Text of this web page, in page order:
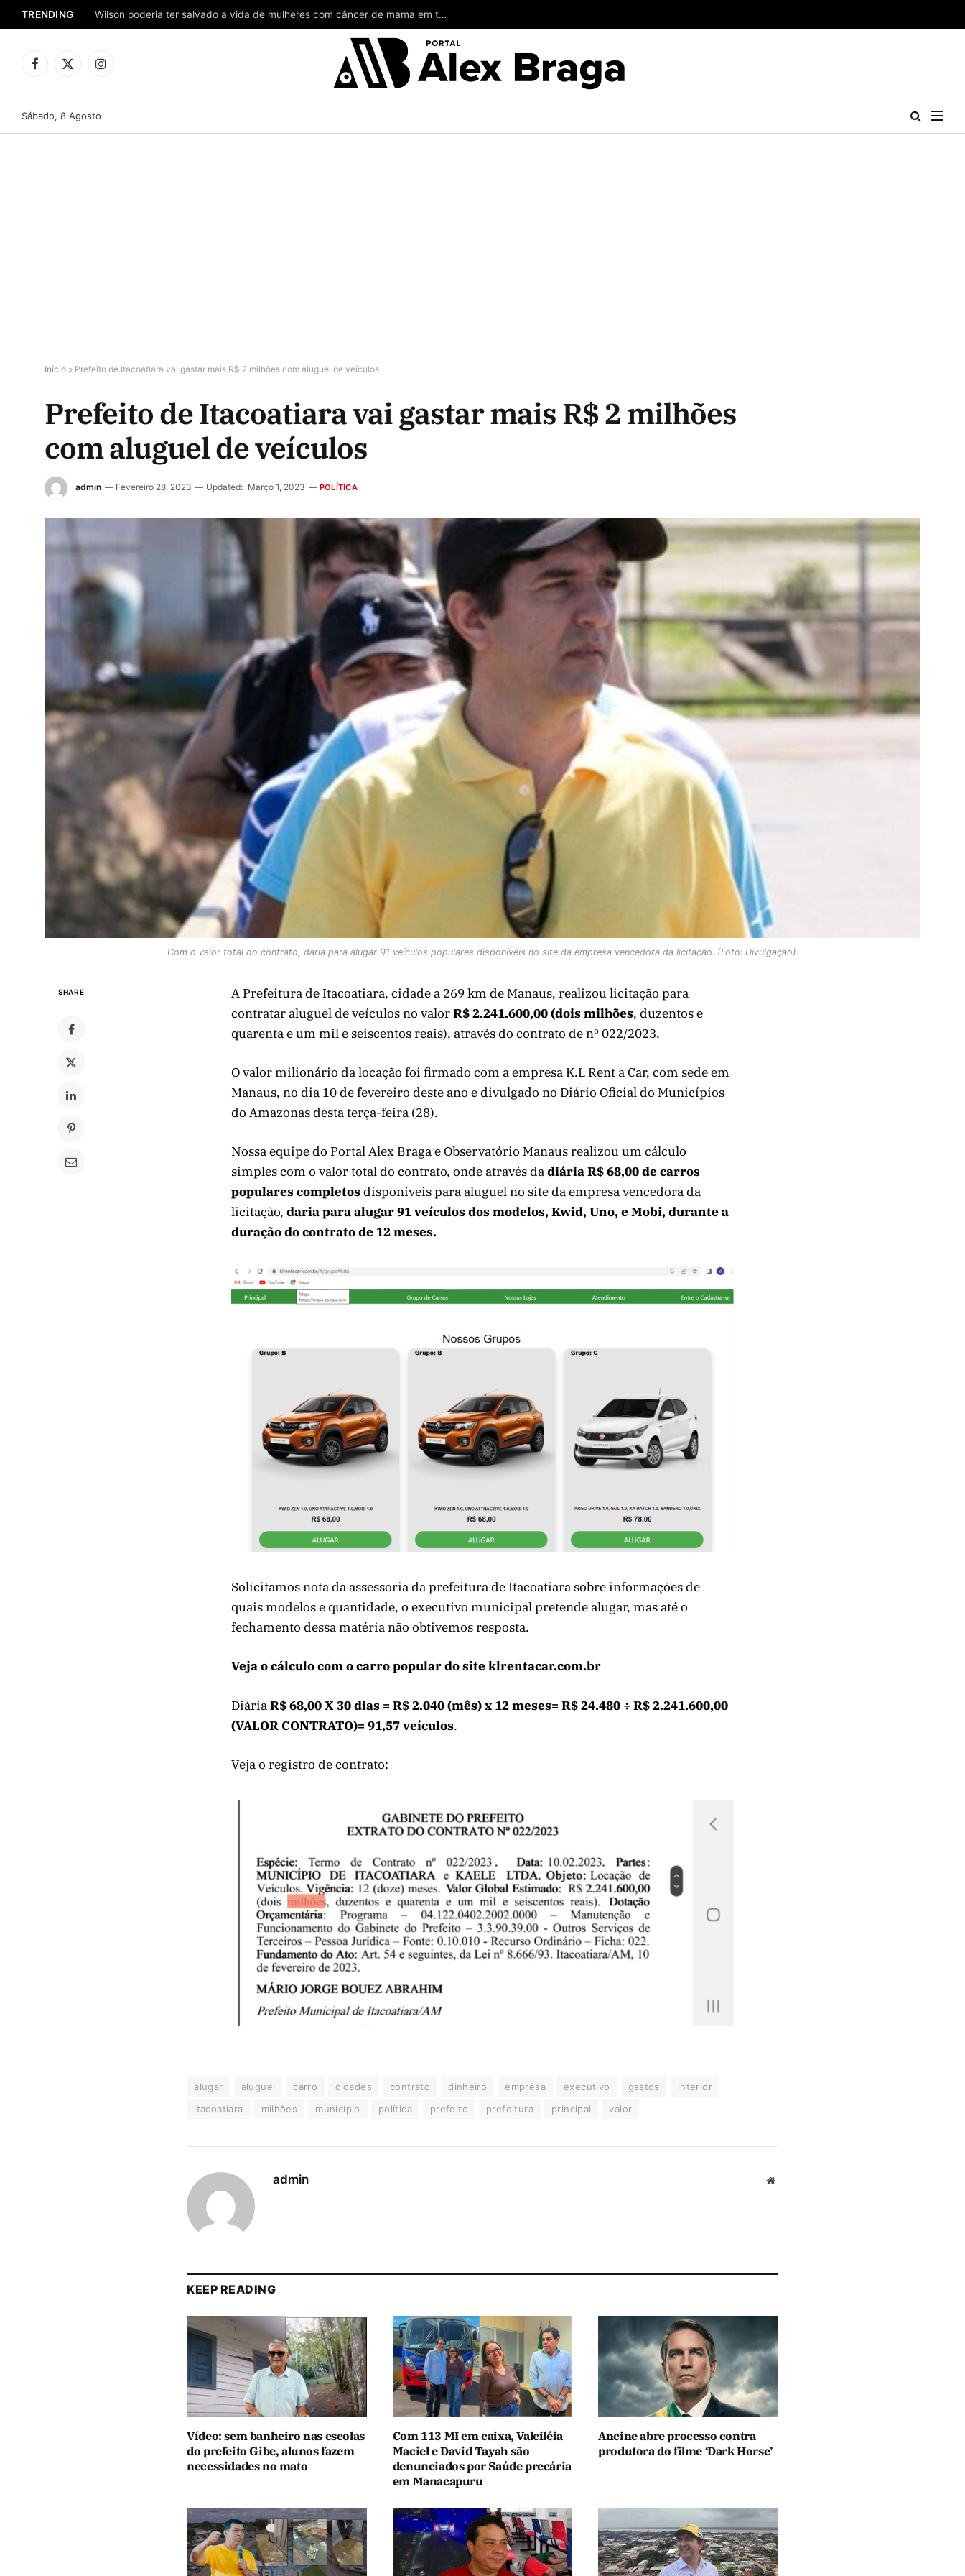
TRENDING Wilson poderia ter salvado a vida de mulheres com câncer de mama em todo o Amazonas
Facebook
X
Instagram
Sábado, 8 Agosto
Início » Prefeito de Itacoatiara vai gastar mais R$ 2 milhões com aluguel de veículos
Prefeito de Itacoatiara vai gastar mais R$ 2 milhões
com aluguel de veículos
admin Fevereiro 28, 2023 Updated: Março 1, 2023 POLÍTICA
Com o valor total do contrato, daria para alugar 91 veículos populares disponíveis no site da empresa vencedora da licitação. (Foto: Divulgação).
SHARE
A Prefeitura de Itacoatiara, cidade a 269 km de Manaus, realizou licitação para
contratar aluguel de veículos no valorR$ 2.241.600,00 (dois milhões, duzentos e
quarenta e um mil e seiscentos reais), através do contrato de nº 022/2023.
O valor milionário da locação foi firmado com a empresa K.L Rent a Car, com sede em
Manaus, no dia 10 de fevereiro deste ano e divulgado no Diário Oficial do Municípios
do Amazonas desta terça-feira (28).
Nossa equipe do Portal Alex Braga e Observatório Manaus realizou um cálculo
simples com o valor total do contrato, onde através dadiária R$ 68,00 de carros
populares completosdisponíveis para aluguel no site da empresa vencedora da
licitação, daria para alugar 91 veículos dos modelos, Kwid, Uno, e Mobi, durante a
duração do contrato de 12 meses.
Solicitamos nota da assessoria da prefeitura de Itacoatiara sobre informações de
quais modelos e quantidade, o executivo municipal pretende alugar, mas até o
fechamento dessa matéria não obtivemos resposta.
Veja o cálculo com o carro popular do site klrentacar.com.br
DiáriaR$ 68,00 X 30 dias = R$ 2.040 (mês) x 12 meses= R$ 24.480 ÷ R$ 2.241.600,00
(VALOR CONTRATO)= 91,57 veículos.
Veja o registro de contrato:
alugar aluguel carro cidades contrato dinheiro empresa executivo gastos
interior
itacoatiara
milhões município política prefeito prefeitura principal valor
admin Website
KEEP READING
Vídeo: sem banheiro nas escolas
do prefeito Gibe, alunos fazem
necessidades no mato
Com 113 MI em caixa, Valciléia
Maciel e David Tayah são
denunciados por Saúde precária
em Manacapuru
Ancine abre processo contra
produtora do filme ‘Dark Horse’